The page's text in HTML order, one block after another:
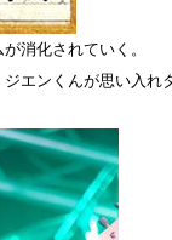
消化されていく。
エンくんが思い入れ